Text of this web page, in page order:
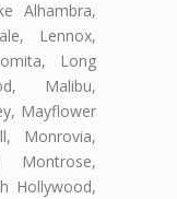
Alhambra,
Lennox,
Long
Malibu,
Mayflower
Monrovia,
Montrose,
Hollywood,